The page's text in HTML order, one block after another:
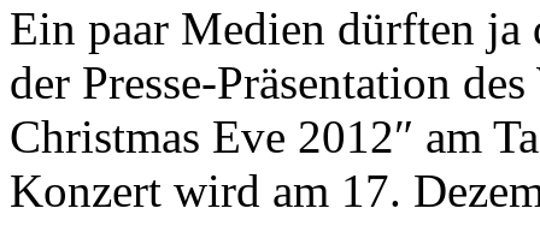
Ein paar Medien dürften ja
der Presse-Präsentation
Christmas Eve 2012″ am
Konzert wird am 17.